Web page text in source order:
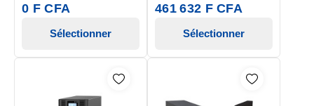
0 F CFA
Sélectionner
461 632 F CFA
Sélectionner